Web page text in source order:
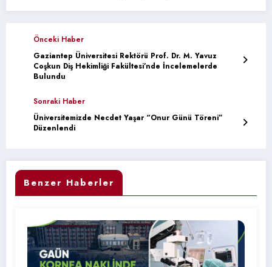
Önceki Haber
Gaziantep Üniversitesi Rektörü Prof. Dr. M. Yavuz
Coşkun Diş Hekimliği Fakültesi’nde İncelemelerde
Bulundu
Sonraki Haber
Üniversitemizde Necdet Yaşar “Onur Günü Töreni”
Düzenlendi
Benzer Haberler